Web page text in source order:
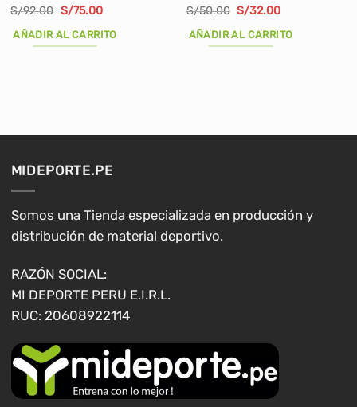
S/92.00 El
original
era:
S/75.00El
actual
AÑADIR AL CARRITO
S/50.00 El
original
era:
S/32.00El
actual
AÑADIR AL CARRITO
MIDEPORTE.PE
Somos una Tienda especializada en producción y
distribución de material deportivo.
RAZÓN SOCIAL:
MI DEPORTE PERU E.I.R.L.
RUC: 20608922114